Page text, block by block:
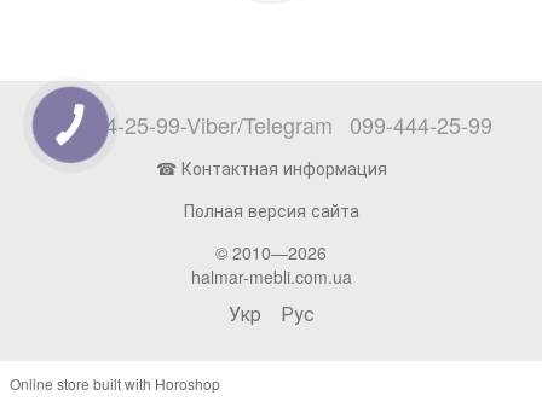
097-444-25-99-Viber/Telegram 099-444-25-99
☎ Контактная информация
Полная версия сайта
© 2010—2026
halmar-mebli.com.ua
Укр Рус
Online store built with Horoshop